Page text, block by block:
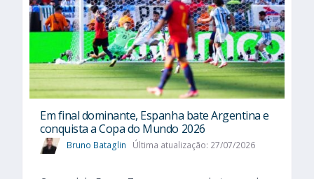
Em final dominante, Espanha bate Argentina e
conquista a Copa do Mundo 2026
Bruno Bataglin Última atualização: 27/07/2026